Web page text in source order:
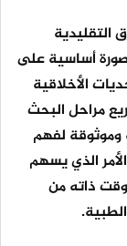
التقليدية
أساسية على
الأخلاقية
مراحل البحث
وموثوقة لفهم
الذي يسهم
ذاته من